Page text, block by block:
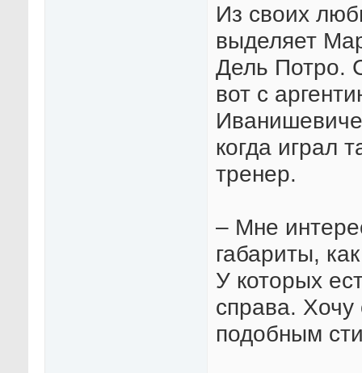
Из своих
выделяет
Дель Потро.
вот с
когда играл
тренер.
– Мне
габариты,
У которых
справа. Хочу
подобным